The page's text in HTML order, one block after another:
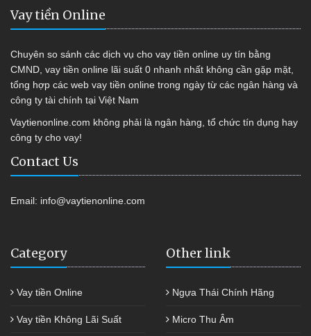
Vay tiền Online
Chuyên so sánh các dịch vụ cho vay tiền online uy tín bằng
CMND, vay tiền online lãi suất 0 nhanh nhất không cần gặp mặt,
tổng hợp các web vay tiền online trong ngày từ các ngân hàng và
công ty tài chính tại Việt Nam
Vaytienonline.com không phải là ngân hàng, tổ chức tín dụng hay
công ty cho vay!
Contact Us
Email: info@vaytienonline.com
Category
Vay tiền Online
Vay tiền Không Lãi Suất
Other link
Ngựa Thái Chính Hãng
Micro Thu Âm